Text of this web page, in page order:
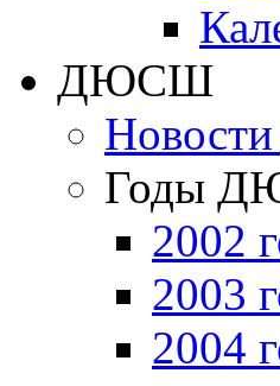
ДЮСШ
Годы
2002
2003
2004